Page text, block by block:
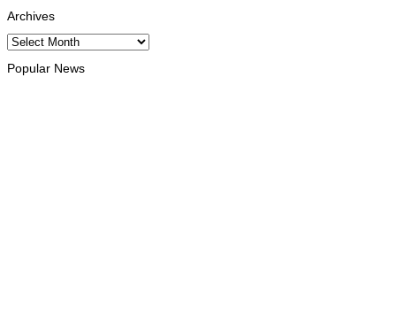
Archives
Archives
Popular News